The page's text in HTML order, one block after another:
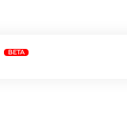
BETA